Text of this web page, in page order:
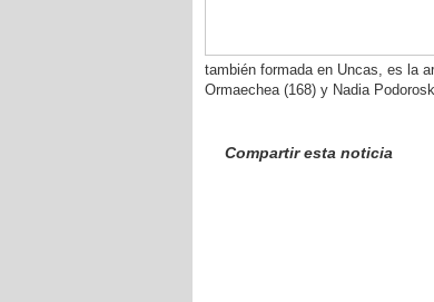
también formada en Uncas, es la
Ormaechea (168) y Nadia
Compartir esta noticia